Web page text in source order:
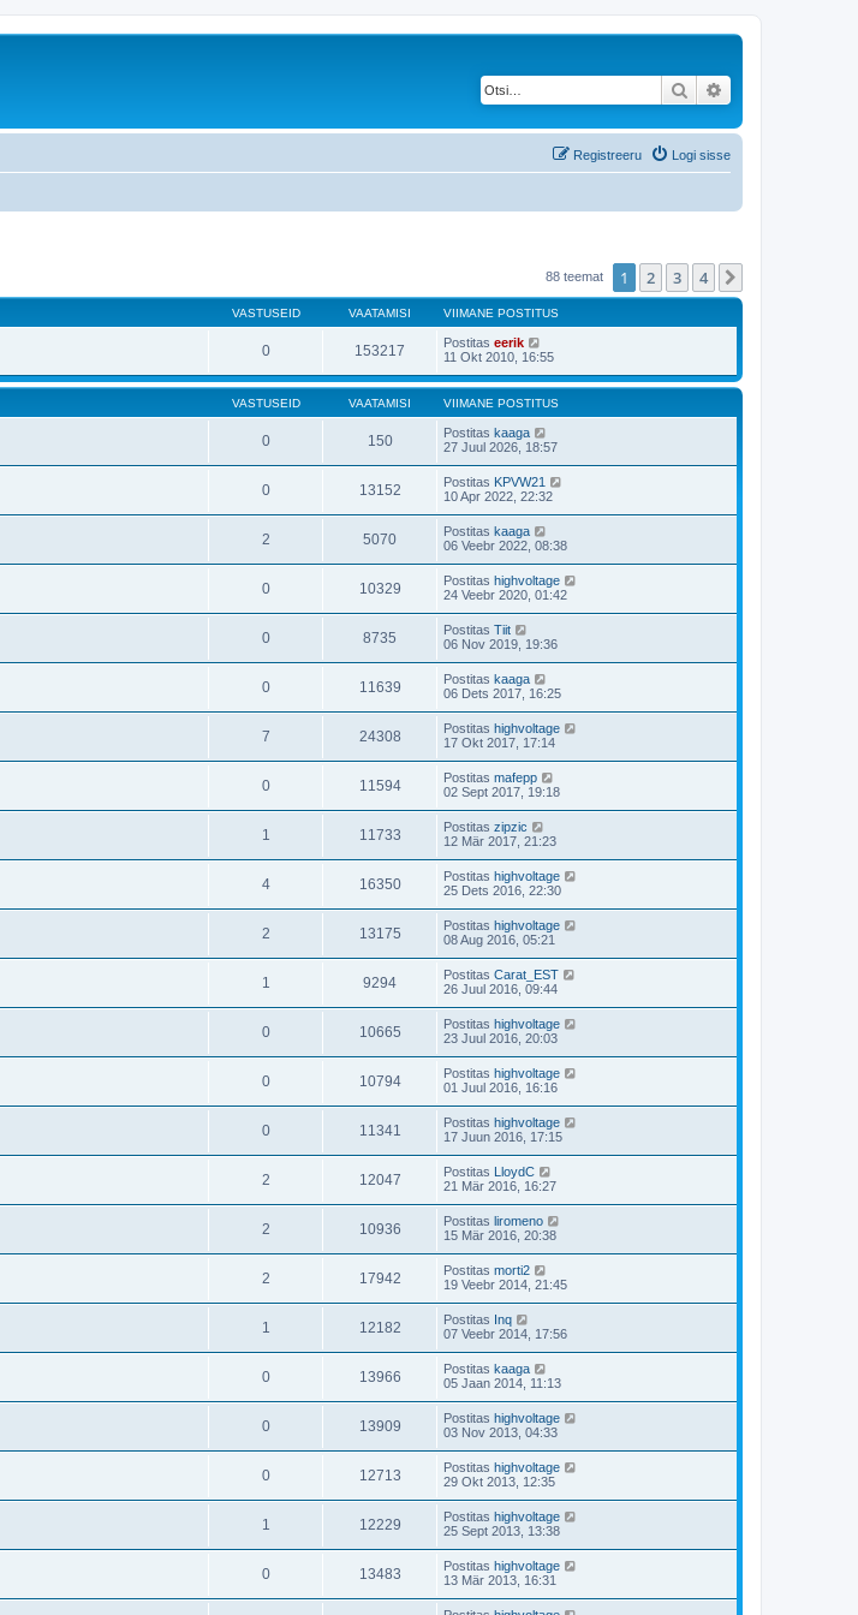
Otsi
Logi sisse
Registreeru
88 teemat 1 2 3 4
VASTUSEID VAATAMISI VIIMANE POSTITUS
0 153217 Postitas eerik
11 Okt 2010, 16:55
VASTUSEID VAATAMISI VIIMANE POSTITUS
0 150 Postitas kaaga
27 Juul 2026, 18:57
0 13152 Postitas KPVW21
10 Apr 2022, 22:32
2 5070 Postitas kaaga
06 Veebr 2022, 08:38
0 10329 Postitas highvoltage
24 Veebr 2020, 01:42
0 8735 Postitas Tiit
06 Nov 2019, 19:36
0 11639 Postitas kaaga
06 Dets 2017, 16:25
7 24308 Postitas highvoltage
17 Okt 2017, 17:14
0 11594 Postitas mafepp
02 Sept 2017, 19:18
1 11733 Postitas zipzic
12 Mär 2017, 21:23
4 16350 Postitas highvoltage
25 Dets 2016, 22:30
2 13175 Postitas highvoltage
08 Aug 2016, 05:21
1 9294 Postitas Carat_EST
26 Juul 2016, 09:44
0 10665 Postitas highvoltage
23 Juul 2016, 20:03
0 10794 Postitas highvoltage
01 Juul 2016, 16:16
0 11341 Postitas highvoltage
17 Juun 2016, 17:15
2 12047 Postitas LloydC
21 Mär 2016, 16:27
2 10936 Postitas liromeno
15 Mär 2016, 20:38
2 17942 Postitas morti2
19 Veebr 2014, 21:45
1 12182 Postitas Inq
07 Veebr 2014, 17:56
0 13966 Postitas kaaga
05 Jaan 2014, 11:13
0 13909 Postitas highvoltage
03 Nov 2013, 04:33
0 12713 Postitas highvoltage
29 Okt 2013, 12:35
1 12229 Postitas highvoltage
25 Sept 2013, 13:38
0 13483 Postitas highvoltage
13 Mär 2013, 16:31